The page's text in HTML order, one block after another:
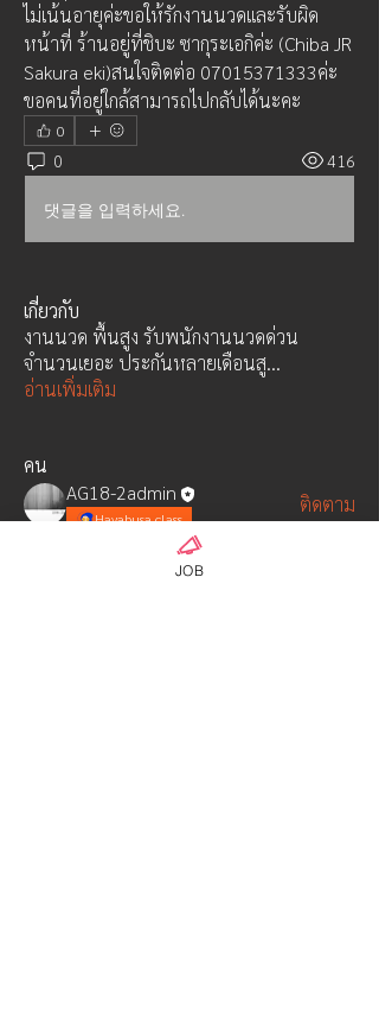
ไม่เน้นอายุค่ะขอให้รักงานนวดและรับผิด
หน้าที่ ร้านอยู่ที่ชิบะ ซากุระเอกิค่ะ (Chiba JR
Sakura eki)สนใจติดต่อ 07015371333ค่ะ
ขอคนที่อยู่ใกล้สามารถไปกลับได้นะคะ
0
0 416
댓글을 입력하세요.
เกี่ยวกับ
งานนวด พื้นสูง รับพนักงานนวดด่วน
จำนวนเยอะ ประกันหลายเดือนสู...
อ่านเพิ่มเติม
คน
AG18-2admin
Hayabusa class
ติดตาม
ウンパサ ソータナン
JOB